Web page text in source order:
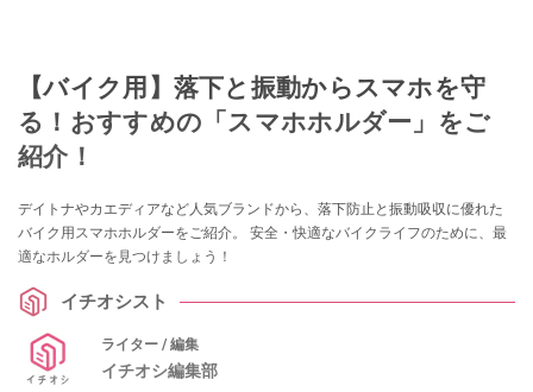
【バイク用】落下と振動からスマホを守
る！おすすめの「スマホホルダー」をご
紹介！
デイトナやカエディアなど人気ブランドから、落下防止と振動吸収に優れた
バイク用スマホホルダーをご紹介。 安全・快適なバイクライフのために、最
適なホルダーを見つけましょう！
イチオシスト
ライター / 編集
イチオシ編集部